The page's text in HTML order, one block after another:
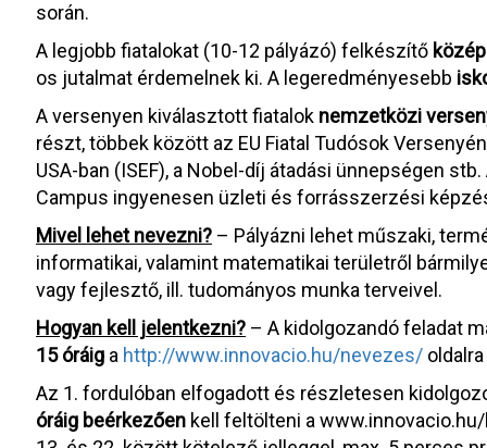
során.
A legjobb fiatalokat (10-12 pályázó) felkészítő
os jutalmat érdemelnek ki. A legeredményesebb
A versenyen kiválasztott fiatalok nemzetközi
részt, többek között az EU Fiatal Tudósok
USA-ban (ISEF), a Nobel-díj átadási ünnepségen
Campus ingyenesen üzleti és forrásszerzési
Mivel lehet nevezni? – Pályázni lehet műszaki,
informatikai, valamint matematikai területről
vagy fejlesztő, ill. tudományos munka terveivel.
Hogyan kell jelentkezni? – A kidolgozandó feladat
15 óráig a http://www.innovacio.hu/nevezes/
Az 1. fordulóban elfogadott és részletesen
óráig beérkezően kell feltölteni a